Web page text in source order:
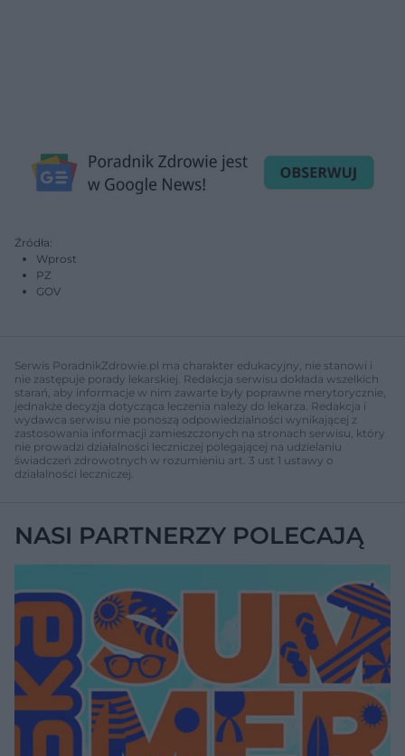
Źródła:
Wprost
PZ
GOV
Serwis PoradnikZdrowie.pl ma charakter edukacyjny, nie stanowi i
nie zastępuje porady lekarskiej. Redakcja serwisu dokłada wszelkich
starań, aby informacje w nim zawarte były poprawne merytorycznie,
jednakże decyzja dotycząca leczenia należy do lekarza. Redakcja i
wydawca serwisu nie ponoszą odpowiedzialności wynikającej z
zastosowania informacji zamieszczonych na stronach serwisu, który
nie prowadzi działalności leczniczej polegającej na udzielaniu
świadczeń zdrowotnych w rozumieniu art. 3 ust 1 ustawy o
działalności leczniczej.
NASI PARTNERZY POLECAJĄ